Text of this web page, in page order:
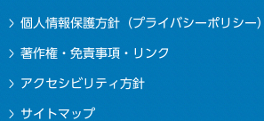
個人情報保護方針（プライバシーポリシー）
著作権・免責事項・リンク
アクセシビリティ方針
サイトマップ